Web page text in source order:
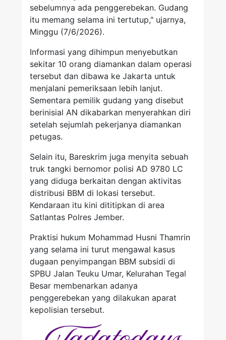
sebelumnya ada penggerebekan. Gudang
itu memang selama ini tertutup," ujarnya,
Minggu (7/6/2026).
Informasi yang dihimpun menyebutkan
sekitar 10 orang diamankan dalam operasi
tersebut dan dibawa ke Jakarta untuk
menjalani pemeriksaan lebih lanjut.
Sementara pemilik gudang yang disebut
berinisial AN dikabarkan menyerahkan diri
setelah sejumlah pekerjanya diamankan
petugas.
Selain itu, Bareskrim juga menyita sebuah
truk tangki bernomor polisi AD 9780 LC
yang diduga berkaitan dengan aktivitas
distribusi BBM di lokasi tersebut.
Kendaraan itu kini dititipkan di area
Satlantas Polres Jember.
Praktisi hukum Mohammad Husni Thamrin
yang selama ini turut mengawal kasus
dugaan penyimpangan BBM subsidi di
SPBU Jalan Teuku Umar, Kelurahan Tegal
Besar membenarkan adanya
penggerebekan yang dilakukan aparat
kepolisian tersebut.